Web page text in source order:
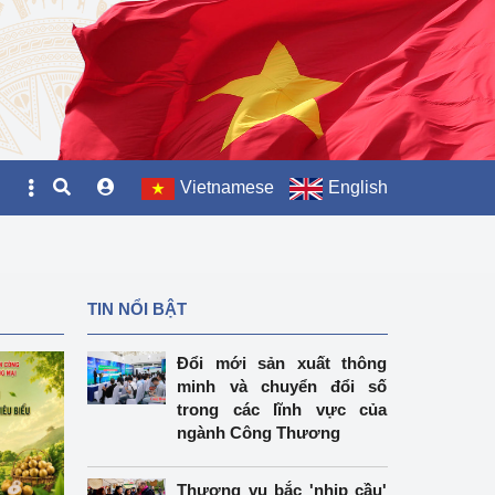
Vietnamese English
TIN NỔI BẬT
Đổi mới sản xuất thông
minh và chuyển đổi số
trong các lĩnh vực của
ngành Công Thương
Thương vụ bắc 'nhịp cầu'